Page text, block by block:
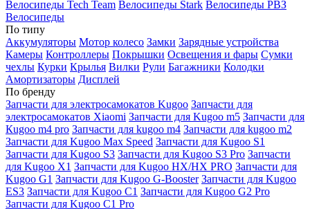
Велосипеды Tech Team Велосипеды Stark Велосипеды РВЗ
Велосипеды
По типу
Аккумуляторы Мотор колесо Замки Зарядные устройства
Камеры Контроллеры Покрышки Освещения и фары Сумки
чехлы Курки Крылья Вилки Рули Багажники Колодки
Амортизаторы Дисплей
По бренду
Запчасти для электросамокатов Kugoo Запчасти для
электросамокатов Xiaomi Запчасти для Kugoo m5 Запчасти для
Кugoo m4 pro Запчасти для kugoo m4 Запчасти для kugoo m2
Запчасти для Kugoo Max Speed Запчасти для Kugoo S1
Запчасти для Kugoo S3 Запчасти для Kugoo S3 Pro Запчасти
для Kugoo X1 Запчасти для Kugoo HX/HX PRO Запчасти для
Kugoo G1 Запчасти для Kugoo G-Booster Запчасти для Kugoo
ES3 Запчасти для Kugoo C1 Запчасти для Kugoo G2 Pro
Запчасти для Kugoo C1 Pro